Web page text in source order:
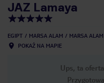
JAZ Lamaya
EGIPT MARSA ALAM MARSA ALAM
POKAŻ NA MAPIE
Ups, ta